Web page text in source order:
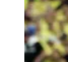
Negócios
Turismo
Segurança
Hospitais
Parques &